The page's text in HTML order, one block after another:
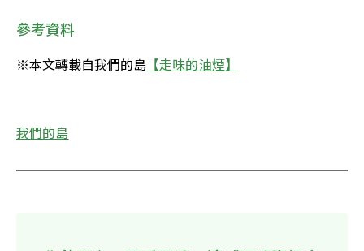
參考資料
※本文轉載自我們的島 【走味的油煙】
我們的島